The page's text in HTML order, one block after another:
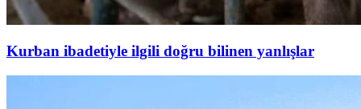
Kurban ibadetiyle ilgili doğru bilinen yanlışlar